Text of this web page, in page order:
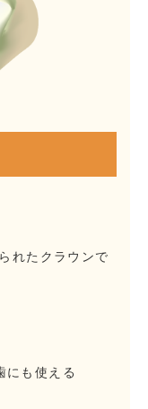
れたクラウンで
にも使える